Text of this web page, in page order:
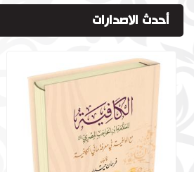
أحدث الاصدارات